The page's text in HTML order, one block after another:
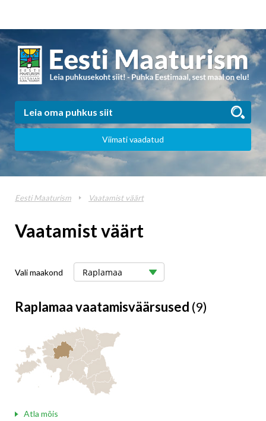
Viimati vaadatud
Eesti Maaturism Vaatamist väärt
Vaatamist väärt
Vali maakond
Raplamaa vaatamisväärsused (9)
Atla mõis